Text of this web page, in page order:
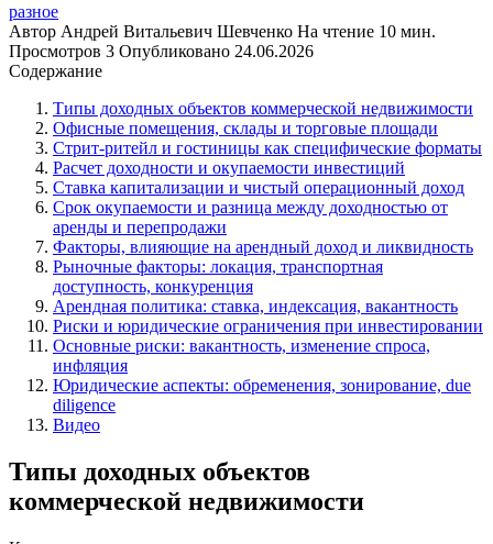
разное
Автор Андрей Витальевич Шевченко На чтение 10 мин.
Просмотров 3 Опубликовано 24.06.2026
Содержание
Типы доходных объектов коммерческой недвижимости
Офисные помещения, склады и торговые площади
Стрит-ритейл и гостиницы как специфические форматы
Расчет доходности и окупаемости инвестиций
Ставка капитализации и чистый операционный доход
Срок окупаемости и разница между доходностью от
аренды и перепродажи
Факторы, влияющие на арендный доход и ликвидность
Рыночные факторы: локация, транспортная
доступность, конкуренция
Арендная политика: ставка, индексация, вакантность
Риски и юридические ограничения при инвестировании
Основные риски: вакантность, изменение спроса,
инфляция
Юридические аспекты: обременения, зонирование, due
diligence
Видео
Типы доходных объектов
коммерческой недвижимости